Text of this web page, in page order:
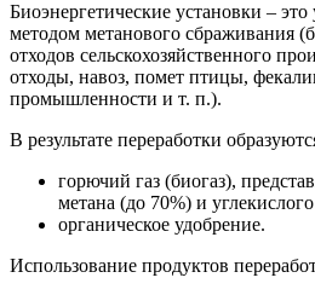
Биоэнергетические установки –
методом метанового сбраживания
отходов сельскохозяйственного
отходы, навоз, помет птицы,
промышленности и т. п.).
В результате переработки
горючий газ (биогаз),
метана (до 70%) и
органическое удобрение.
Использование продуктов